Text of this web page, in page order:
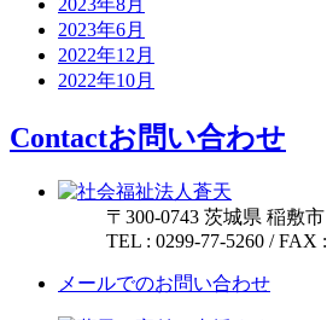
2023年6月
2022年12月
2022年10月
Contactお問い合わせ
〒300-0743 茨城県 稲敷市
TEL : 0299-77-5260 / FAX :
メールでのお問い合わせ